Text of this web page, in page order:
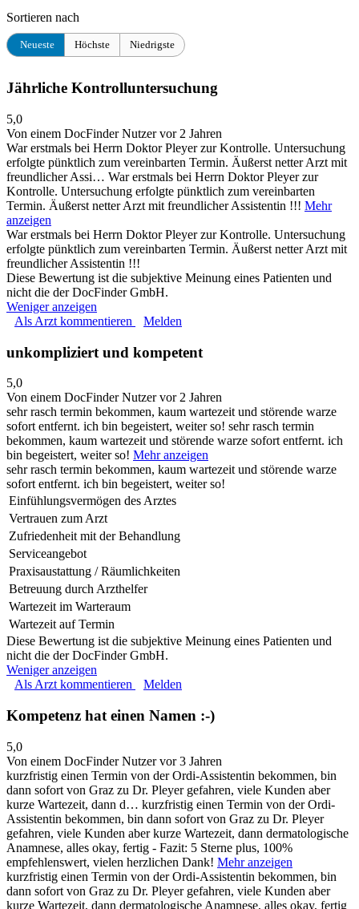
Sortieren nach
Neueste Höchste Niedrigste
Jährliche Kontrolluntersuchung
5,0
Von einem DocFinder Nutzervor 2 Jahren
War erstmals bei Herrn Doktor Pleyer zur Kontrolle. Untersuchung
erfolgte pünktlich zum vereinbarten Termin. Äußerst netter Arzt mit
freundlicher Assi… War erstmals bei Herrn Doktor Pleyer zur
Kontrolle. Untersuchung erfolgte pünktlich zum vereinbarten
Termin. Äußerst netter Arzt mit freundlicher Assistentin !!! Mehr
anzeigen
War erstmals bei Herrn Doktor Pleyer zur Kontrolle. Untersuchung
erfolgte pünktlich zum vereinbarten Termin. Äußerst netter Arzt mit
freundlicher Assistentin !!!
Diese Bewertung ist die subjektive Meinung eines Patienten und
nicht die der DocFinder GmbH.
Weniger anzeigen
Als Arzt kommentieren
Melden
unkompliziert und kompetent
5,0
Von einem DocFinder Nutzervor 2 Jahren
sehr rasch termin bekommen, kaum wartezeit und störende warze
sofort entfernt. ich bin begeistert, weiter so! sehr rasch termin
bekommen, kaum wartezeit und störende warze sofort entfernt. ich
bin begeistert, weiter so! Mehr anzeigen
sehr rasch termin bekommen, kaum wartezeit und störende warze
sofort entfernt. ich bin begeistert, weiter so!
Einfühlungsvermögen des Arztes
Vertrauen zum Arzt
Zufriedenheit mit der Behandlung
Serviceangebot
Praxisaustattung / Räumlichkeiten
Betreuung durch Arzthelfer
Wartezeit im Warteraum
Wartezeit auf Termin
Diese Bewertung ist die subjektive Meinung eines Patienten und
nicht die der DocFinder GmbH.
Weniger anzeigen
Als Arzt kommentieren
Melden
Kompetenz hat einen Namen :-)
5,0
Von einem DocFinder Nutzervor 3 Jahren
kurzfristig einen Termin von der Ordi-Assistentin bekommen, bin
dann sofort von Graz zu Dr. Pleyer gefahren, viele Kunden aber
kurze Wartezeit, dann d… kurzfristig einen Termin von der Ordi-
Assistentin bekommen, bin dann sofort von Graz zu Dr. Pleyer
gefahren, viele Kunden aber kurze Wartezeit, dann dermatologische
Anamnese, alles okay, fertig - Fazit: 5 Sterne plus, 100%
empfehlenswert, vielen herzlichen Dank! Mehr anzeigen
kurzfristig einen Termin von der Ordi-Assistentin bekommen, bin
dann sofort von Graz zu Dr. Pleyer gefahren, viele Kunden aber
kurze Wartezeit, dann dermatologische Anamnese, alles okay, fertig